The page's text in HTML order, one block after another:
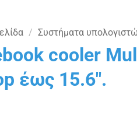
/ Συστήματα
cooler
έως 15.6″.